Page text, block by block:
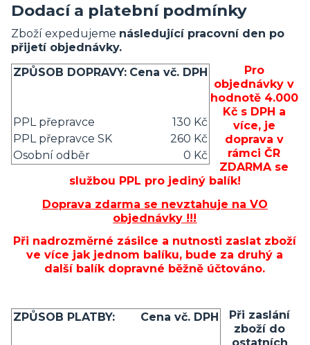
Dodací a platební podmínky
Zboží expedujeme následující pracovní den po
přijetí objednávky.
ZPŮSOB DOPRAVY: Cena vč. DPH
PPL přepravce
130 Kč
PPL přepravce SK
260 Kč
Osobní odběr
0 Kč
Pro
objednávky v
hodnotě 4.000
Kč s DPH a
více, je
doprava v
rámci ČR
ZDARMA se
službou PPL pro jediný balík!
Doprava zdarma se nevztahuje na VO
objednávky !!!
Při nadrozměrné zásilce a nutnosti zaslat zboží
ve více jak jednom balíku, bude za druhý a
další balík dopravné běžně účtováno.
ZPŮSOB PLATBY: Cena vč. DPH
Při zaslání
zboží do